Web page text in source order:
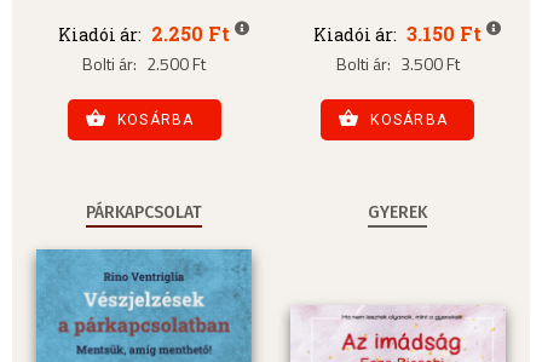
Kiadói ár: 2.250 Ft
Bolti ár: 2.500 Ft
KOSÁRBA
Kiadói ár: 3.150 Ft
Bolti ár: 3.500 Ft
KOSÁRBA
PÁRKAPCSOLAT GYEREK